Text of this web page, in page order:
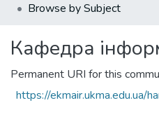
All of DSpace
Browse by Subject
Кафедра
Permanent URI for this
https://